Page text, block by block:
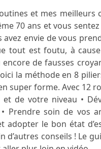
et mes meilleurs
70 ans et vous
avez envie de vous
tout est foutu, à
de fausses
la méthode en 8
super forme. Avec 12
de votre niveau •
Prendre soin de vos
adopter le bon état
d’autres conseils ! Le